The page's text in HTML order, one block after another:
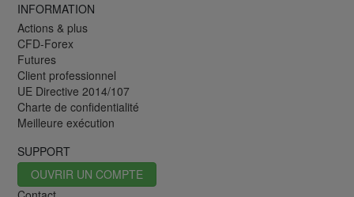
INFORMATION
Actions & plus
CFD-Forex
Futures
Client professionnel
UE Directive 2014/107
Charte de confidentialité
Meilleure exécution
SUPPORT
OUVRIR UN COMPTE